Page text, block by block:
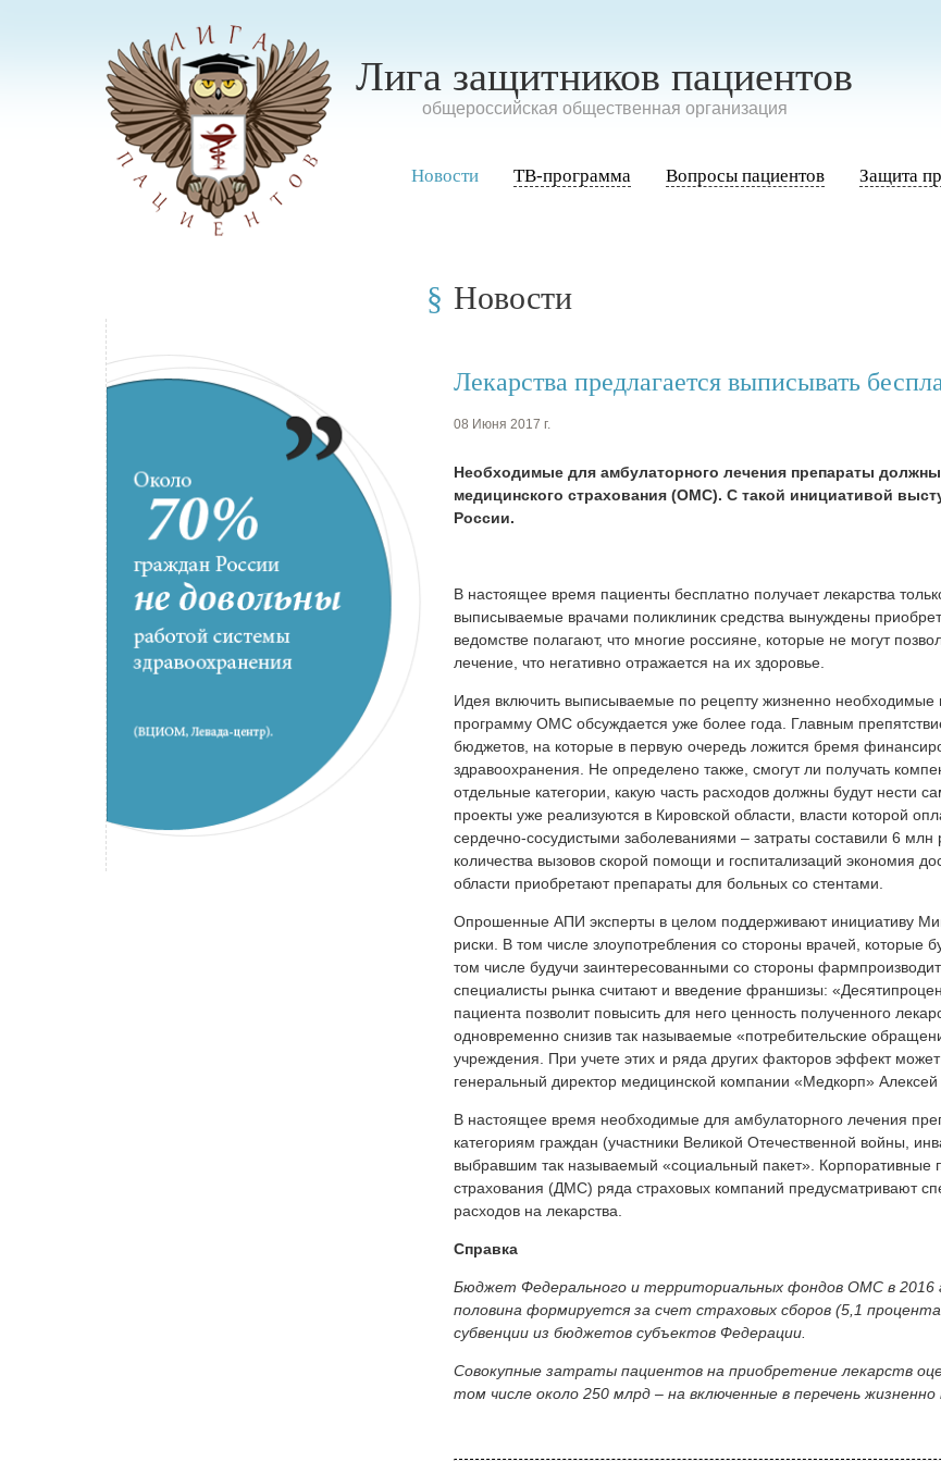
Лига защитников пациентов
oбщероссийская общественная организация
Новости ТВ-программа Вопросы пациентов Защита
Новости
Лекарства предлагается выписывать
08 Июня 2017 г.
Необходимые для амбулаторного лечения препараты должны
медицинского страхования (ОМС). С такой инициативой
России.
В настоящее время пациенты бесплатно получает лекарства
выписываемые врачами поликлиник средства вынуждены
ведомстве полагают, что многие россияне, которые не могут
лечение, что негативно отражается на их здоровье.
Идея включить выписываемые по рецепту жизненно
программу ОМС обсуждается уже более года. Главным
бюджетов, на которые в первую очередь ложится бремя
здравоохранения. Не определено также, смогут ли получать
отдельные категории, какую часть расходов должны будут нести
проекты уже реализуются в Кировской области, власти которой
сердечно-сосудистыми заболеваниями – затраты составили 6
количества вызовов скорой помощи и госпитализаций экономия
области приобретают препараты для больных со стентами.
Опрошенные АПИ эксперты в целом поддерживают инициативу
риски. В том числе злоупотребления со стороны врачей, которые
том числе будучи заинтересованными со стороны
специалисты рынка считают и введение франшизы:
пациента позволит повысить для него ценность полученного
одновременно снизив так называемые «потребительские
учреждения. При учете этих и ряда других факторов эффект
генеральный директор медицинской компании «Медкорп» Алексей
В настоящее время необходимые для амбулаторного лечения
категориям граждан (участники Великой Отечественной войны,
выбравшим так называемый «социальный пакет». Корпоративные
страхования (ДМС) ряда страховых компаний предусматривают
расходов на лекарства.
Справка
Бюджет Федерального и территориальных фондов ОМС в 2016
половина формируется за счет страховых сборов (5,1
субвенции из бюджетов субъектов Федерации.
Совокупные затраты пациентов на приобретение лекарств
том числе около 250 млрд – на включенные в перечень